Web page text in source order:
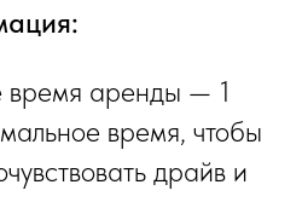
аренды — 1
время, чтобы
драйв и